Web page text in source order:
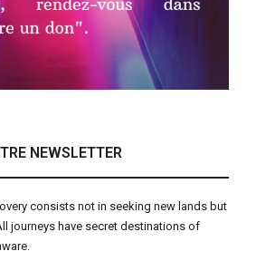
NEWSLETTER
consists not in seeking new lands but
journeys have secret destinations of